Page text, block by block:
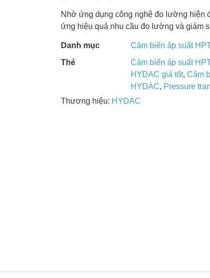
Nhờ ứng dụng công nghệ đo lường hiện
ứng hiệu quả nhu cầu đo lường và giám
Danh mục
Cảm biến áp suất
Thẻ
Cảm biến áp suất
HYDAC giá tốt, Cảm
HYDAC, Pressure
Thương hiệu: HYDAC